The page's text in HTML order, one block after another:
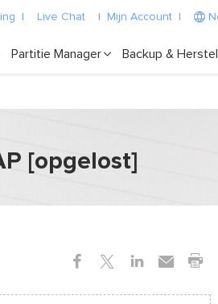
Live Chat Mijn Account
Partitie Manager Backup & Herstel
[opgelost]